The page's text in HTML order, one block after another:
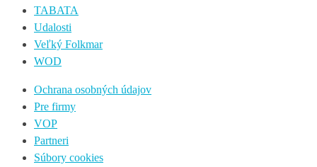
TABATA
Udalosti
Veľký Folkmar
WOD
Ochrana osobných údajov
Pre firmy
VOP
Partneri
Súbory cookies